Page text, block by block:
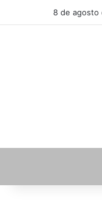
8 de agosto